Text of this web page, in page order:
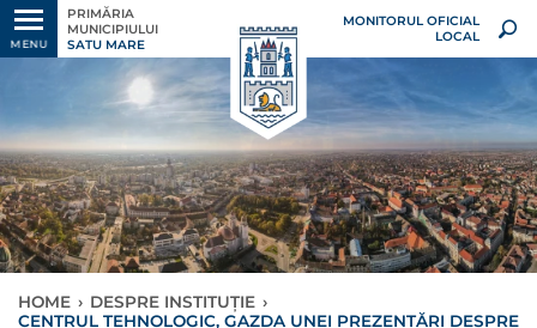
MENU
PRIMĂRIA
MUNICIPIULUI
SATU MARE
MONITORUL OFICIAL
LOCAL
HOME › DESPRE INSTITUȚIE ›
CENTRUL TEHNOLOGIC, GAZDA UNEI PREZENTĂRI DESPRE